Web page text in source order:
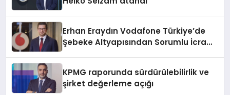
Erhan Eraydın Vodafone Türkiye’de
Şebeke Altyapısından Sorumlu İcra
KPMG raporunda sürdürülebilirlik ve
şirket değerleme açığı